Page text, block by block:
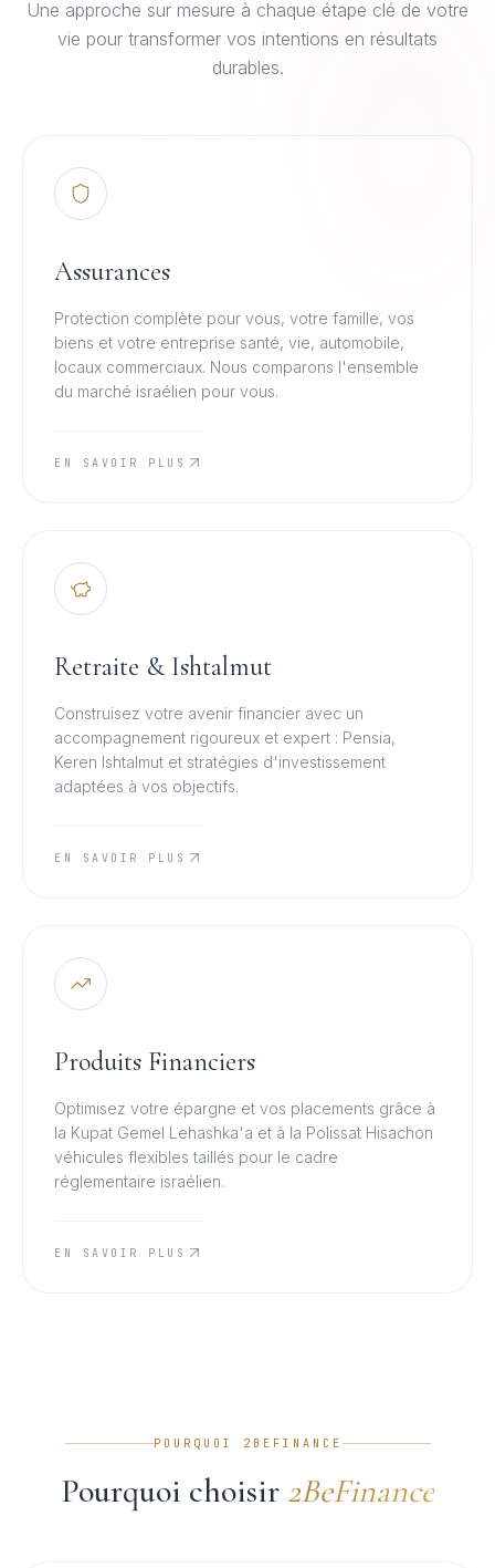
Une approche sur mesure à chaque étape clé de votre
vie pour transformer vos intentions en résultats
durables.
Assurances
Protection complète pour vous, votre famille, vos
biens et votre entreprise santé, vie, automobile,
locaux commerciaux. Nous comparons l'ensemble
du marché israélien pour vous.
EN SAVOIR PLUS
Retraite & Ishtalmut
Construisez votre avenir financier avec un
accompagnement rigoureux et expert : Pensia,
Keren Ishtalmut et stratégies d'investissement
adaptées à vos objectifs.
EN SAVOIR PLUS
Produits Financiers
Optimisez votre épargne et vos placements grâce à
la Kupat Gemel Lehashka'a et à la Polissat Hisachon
véhicules flexibles taillés pour le cadre
réglementaire israélien.
EN SAVOIR PLUS
POURQUOI 2BEFINANCE
Pourquoi choisir 2BeFinance